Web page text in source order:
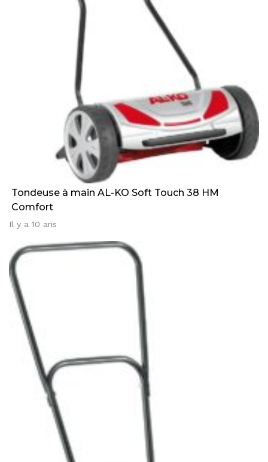
Tondeuse à main AL-KO Soft Touch 38 HM
Comfort
Il y a 10 ans